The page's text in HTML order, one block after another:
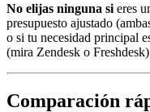
No elijas ninguna si eres
presupuesto ajustado
o si tu necesidad principal
(mira Zendesk o
Comparación